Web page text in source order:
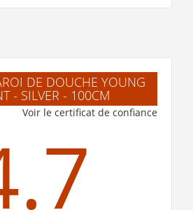
DE DOUCHE YOUNG
- SILVER - 100CM
Voir le certificat de confiance